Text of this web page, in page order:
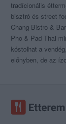
tradícionális
bisztró és street
Chang Bistro &
Pho & Pad Thai
kóstolhat a
előnyben, de az